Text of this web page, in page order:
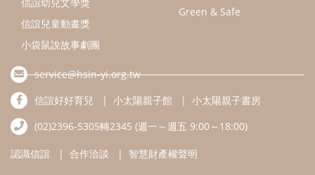
信誼兒童動畫獎
小袋鼠說故事劇團
Green & Safe
service@hsin-yi.org.tw
信誼好好育兒
小太陽親子館
小太陽親子書房
(02)2396-5305轉2345 (週一～週五 9:00～18:00)
認識信誼 合作洽談 智慧財產權聲明